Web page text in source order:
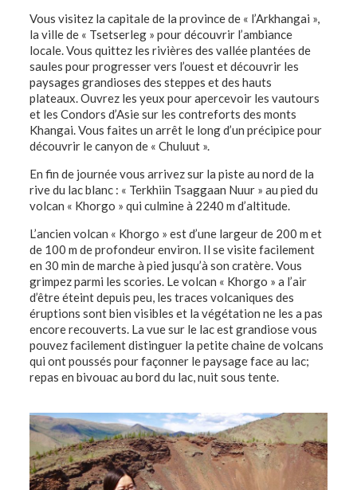
Vous visitez la capitale de la province de « l’Arkhangai »,
la ville de « Tsetserleg » pour découvrir l’ambiance
locale. Vous quittez les rivières des vallée plantées de
saules pour progresser vers l’ouest et découvrir les
paysages grandioses des steppes et des hauts
plateaux. Ouvrez les yeux pour apercevoir les vautours
et les Condors d’Asie sur les contreforts des monts
Khangai. Vous faites un arrêt le long d’un précipice pour
découvrir le canyon de « Chuluut ».
En fin de journée vous arrivez sur la piste au nord de la
rive du lac blanc : « Terkhiin Tsaggaan Nuur » au pied du
volcan « Khorgo » qui culmine à 2240 m d’altitude.
L’ancien volcan « Khorgo » est d’une largeur de 200 m et
de 100 m de profondeur environ. Il se visite facilement
en 30 min de marche à pied jusqu’à son cratère. Vous
grimpez parmi les scories. Le volcan « Khorgo » a l’air
d’être éteint depuis peu, les traces volcaniques des
éruptions sont bien visibles et la végétation ne les a pas
encore recouverts. La vue sur le lac est grandiose vous
pouvez facilement distinguer la petite chaine de volcans
qui ont poussés pour façonner le paysage face au lac;
repas en bivouac au bord du lac, nuit sous tente.